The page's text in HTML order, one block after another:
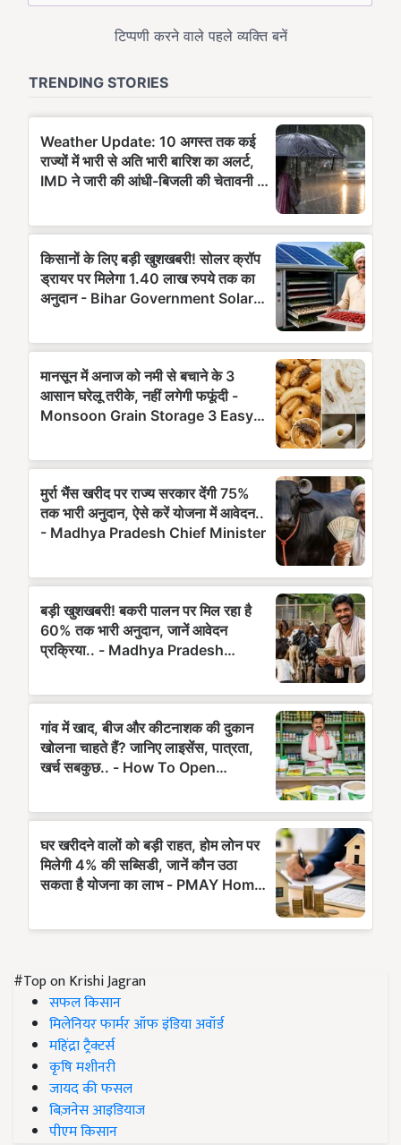
#Top on Krishi Jagran
सफल किसान
मिलेनियर फार्मर ऑफ इंडिया अवॉर्ड
महिंद्रा ट्रैक्टर्स
कृषि मशीनरी
जायद की फसल
बिज़नेस आइडियाज
पीएम किसान